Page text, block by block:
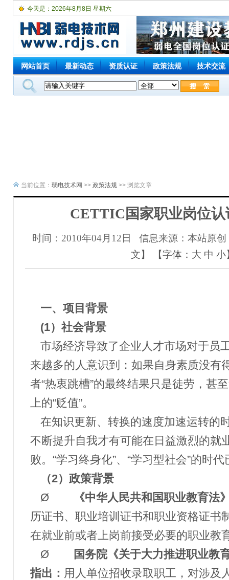
今天是： 2026年8月8日 星期六
网站首页 最新动态 资质认证 政策法规 技术交流
当前位置： 弱电技术网 >> 政策法规 >> 浏览文章
CETTIC国家职业岗位认
时间：2010年04月12日
信息来源：本站原创
文 】 【字体： 大 中 小
一、项目背景
(1）社会背景
市场经济导致了企业人才市场对于员
来越多的人意识到：如果自身素质没有
者“热衷跳槽”的最终结果只是徒劳，甚
上的“贬值”。
在知识更新、转换的速度加速运转的
不断提升自我才有可能在日益激烈的就
败。“学习终身化”、“学习型社会”的时
（2）政策背景
Ø
《中华人民共和国职业教育法
历证书、职业培训证书和职业资格证书
在就业前或者上岗前接受必要的职业教
Ø
国务院《关于大力推进职业教
指出： 用人单位招收录取职工，对涉及